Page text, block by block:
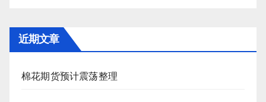
近期文章
棉花期货预计震荡整理